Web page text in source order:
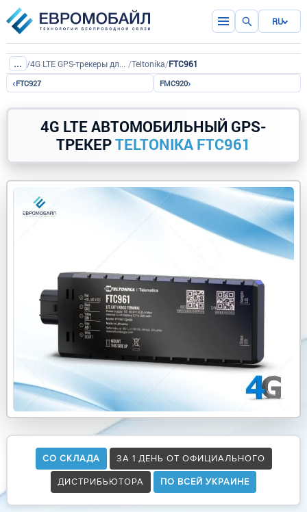
RU
... / 4G LTE GPS-трекеры для авто /Teltonika/FTC961
‹FTC927 FMC920›
4G LTE АВТОМОБИЛЬНЫЙ GPS-
ТРЕКЕРTELTONIKA FTC961
СО СКЛАДА ЗА 1 ДЕНЬ ОТ ОФИЦИАЛЬНОГО
ДИСТРИБЬЮТОРА ПО ВСЕЙ УКРАИНЕ